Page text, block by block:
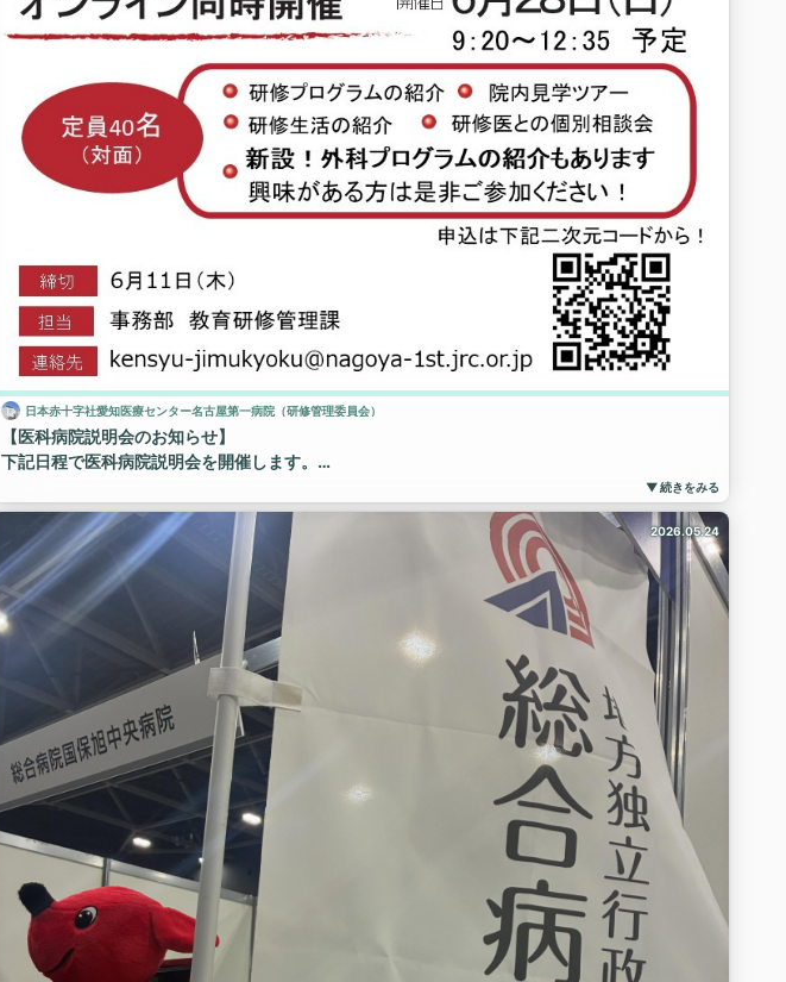
日本赤十字社愛知医療センター名古屋第一病院（研修管理委員会）
【医科病院説明会のお知らせ】
下記日程で医科病院説明会を開催します。
当院での初期臨床研修を志望される方、当院の研修に興味がある方は、ぜひこの機会をご活用く
ださい！
〇日程：令和8年6月28日（日） 9：20～12：35 ※予定
〇会場：日本赤十字社愛知医療センター名古屋第一病院
〇形式：集合形式（先着40名）
オンライン形式（遠方でも参加可）
〇締切：６月11日（木）
お申し込みは下記URLからお願いします。
皆さまからのお申し込みをお待ちしております！
＜https://forms.gle/mXx7Gv5WzuGR2stZ8＞
#日本赤十字社愛知医療センター名古屋第一病院 #名古屋第一病院 #名古屋第一赤十字病院 #中
村日赤 #日本赤十字社 #日赤 #臨床研修病院 #研修医 #初期研修医 #初期研修 #歯科研修医 #研修
医募集
▼ 続きをみる
2026.05.24